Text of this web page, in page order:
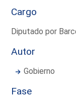
Cargo
Diputado por
Autor
Gobierno
Fase